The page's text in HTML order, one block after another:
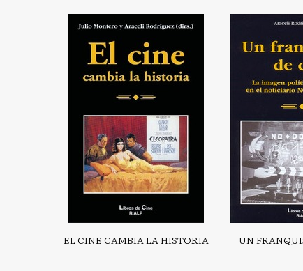
EL CINE CAMBIA LA HISTORIA UN